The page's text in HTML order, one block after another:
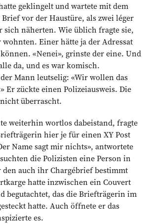
geklingelt und wartete mit dem
vor der Haustüre, als zwei léger
sich näherten. Wie üblich fragte sie,
Einer hätte ja der Adressat
«Nenei», grinste der eine. Und
da, und es war komisch.
Mann leutselig: «Wir wollen das
Er zückte einen Polizeiausweis. Die
überrascht.
weiterhin wortlos dabeistand, fragte
hier je für einen XY Post
Name sagt mir nichts», antwortete
die Polizisten eine Person in
auch ihr Chargébrief bestimmt
hatte inzwischen ein Couvert
begutachtet, das die Briefträgerin im
hatte. Auch öffnete er das
es.